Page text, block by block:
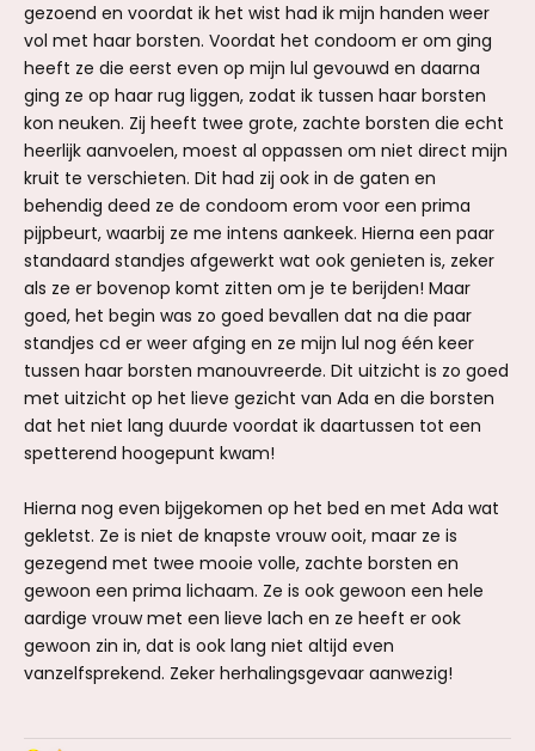
gezoend en voordat ik het wist had ik mijn handen weer
vol met haar borsten. Voordat het condoom er om ging
heeft ze die eerst even op mijn lul gevouwd en daarna
ging ze op haar rug liggen, zodat ik tussen haar borsten
kon neuken. Zij heeft twee grote, zachte borsten die echt
heerlijk aanvoelen, moest al oppassen om niet direct mijn
kruit te verschieten. Dit had zij ook in de gaten en
behendig deed ze de condoom erom voor een prima
pijpbeurt, waarbij ze me intens aankeek. Hierna een paar
standaard standjes afgewerkt wat ook genieten is, zeker
als ze er bovenop komt zitten om je te berijden! Maar
goed, het begin was zo goed bevallen dat na die paar
standjes cd er weer afging en ze mijn lul nog één keer
tussen haar borsten manouvreerde. Dit uitzicht is zo goed
met uitzicht op het lieve gezicht van Ada en die borsten
dat het niet lang duurde voordat ik daartussen tot een
spetterend hoogepunt kwam!
Hierna nog even bijgekomen op het bed en met Ada wat
gekletst. Ze is niet de knapste vrouw ooit, maar ze is
gezegend met twee mooie volle, zachte borsten en
gewoon een prima lichaam. Ze is ook gewoon een hele
aardige vrouw met een lieve lach en ze heeft er ook
gewoon zin in, dat is ook lang niet altijd even
vanzelfsprekend. Zeker herhalingsgevaar aanwezig!